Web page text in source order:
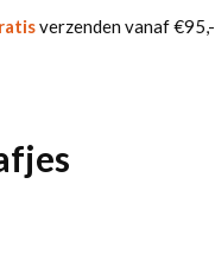
verzenden vanaf €95,-